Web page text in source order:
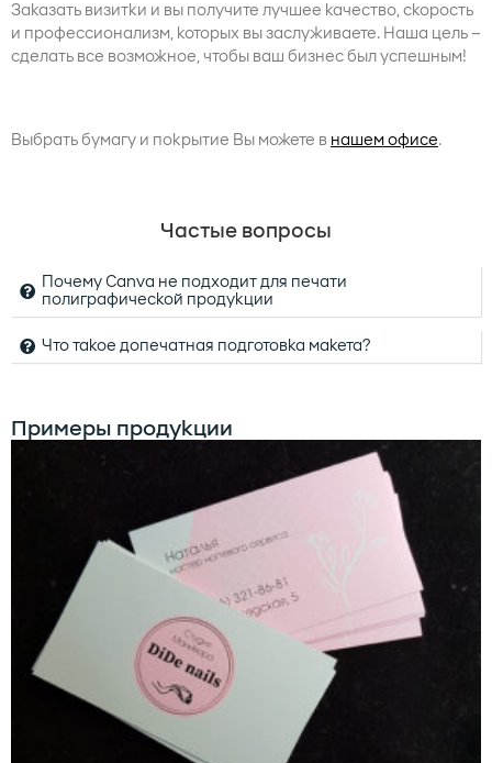
Заказать визитки и вы получите лучшее качество, скорость
и профессионализм, которых вы заслуживаете. Наша цель –
сделать все возможное, чтобы ваш бизнес был успешным!
Выбрать бумагу и покрытие Вы можете в нашем офисе.
Частые вопросы
Почему Canva не подходит для печати
полиграфической продукции
Canva, хотя и предоставляет пользователю
продукции по нескольким причинам:
: Canva, как правило, создан
для работы в веб-браузере и для создания
материалов для онлайн-представления, поэтому
не всегда предоставляет высококачественные
изображения с высоким разрешением, которые
необходимы для печати. В результате, если вы
распечатываете документ, созданный в Canva,
изображение может выглядеть размыто или
пикселизировано.
Отсутствие поддержки цветового пространства
CMYK
: Canva не поддерживает цветовое
пространство CMYK, которое используется в
полиграфической индустрии. Вместо этого, Canva
Что такое допечатная подготовка макета?
подготовки макета к печати, чтобы обеспечить высокое
качество печати. Этот процесс включает в себя ряд
технических шагов, таких как проверка и настройка
цветов, размеров, ориентации и разрешения макета, а
также проверку на наличие соответствующих границ,
отступов и кроп-маркеров для обрезки.
В процессе допечатной подготовки макета также могут
выполняться другие операции, такие как
конвертирование файлов в правильный формат,
изменение разрешения изображения, сжатие файлов
для уменьшения их размера и т.д.
Целью допечатной подготовки макета является
обеспечение максимальной точности и качества
Примеры продукции